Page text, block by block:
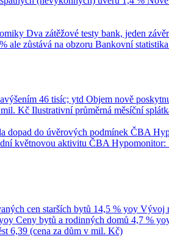
Dva zátěžové testy bank, jeden
ale zůstává na obzoru Bankovní
46 tisíc; ytd Objem nově
Kč Ilustrativní průměrná měsíční
dopad do úvěrových podmínek ČBA
květnovou aktivitu ČBA Hypomonitor:
cen starších bytů 14,5 % yoy Vývoj
Ceny bytů a rodinných domů 4,7 %
6,39 (cena za dům v mil. Kč)